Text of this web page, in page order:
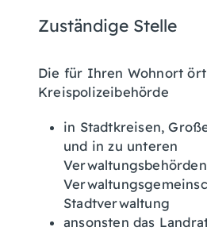
Zuständige Stelle
Die für Ihren Wohnort
Kreispolizeibehörde
in Stadtkreisen,
und in zu unteren
Stadtverwaltung
ansonsten das